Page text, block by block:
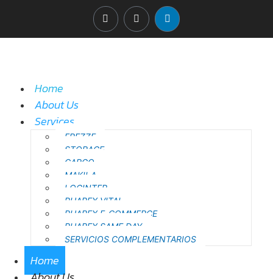
Home
About Us
Services
FREZZE
STORAGE
CARGO
MAKILA
LOGINTER
PHAREX VITAL
PHAREX E-COMMERCE
PHAREX SAME DAY
SERVICIOS COMPLEMENTARIOS
Home